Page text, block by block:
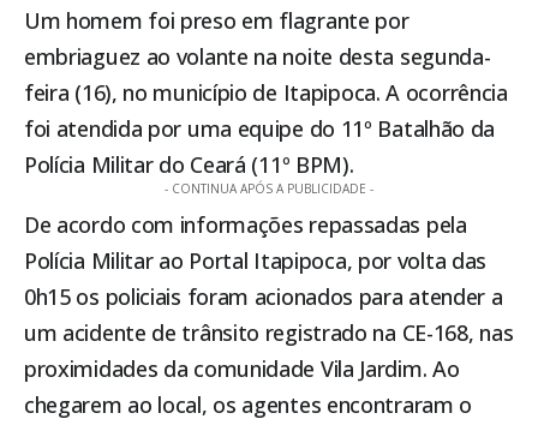
Um homem foi preso em flagrante por
embriaguez ao volante na noite desta segunda-
feira (16), no município de Itapipoca. A ocorrência
foi atendida por uma equipe do 11º Batalhão da
Polícia Militar do Ceará (11º BPM).
- CONTINUA APÓS A PUBLICIDADE -
De acordo com informações repassadas pela
Polícia Militar ao Portal Itapipoca, por volta das
0h15 os policiais foram acionados para atender a
um acidente de trânsito registrado na CE-168, nas
proximidades da comunidade Vila Jardim. Ao
chegarem ao local, os agentes encontraram o